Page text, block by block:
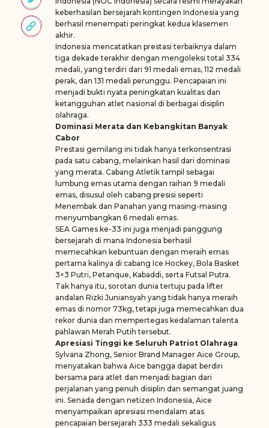
keberhasilan bersejarah kontingen Indonesia yang
berhasil menempati peringkat kedua klasemen
akhir.
Indonesia mencatatkan prestasi terbaiknya dalam
tiga dekade terakhir dengan mengoleksi total 334
medali, yang terdiri dari 91 medali emas, 112 medali
perak, dan 131 medali perunggu. Pencapaian ini
menjadi bukti nyata peningkatan kualitas dan
ketangguhan atlet nasional di berbagai disiplin
olahraga.
Dominasi Merata dan Kebangkitan Banyak
Cabor
Prestasi gemilang ini tidak hanya terkonsentrasi
pada satu cabang, melainkan hasil dari dominasi
yang merata. Cabang Atletik tampil sebagai
lumbung emas utama dengan raihan 9 medali
emas, disusul oleh cabang presisi seperti
Menembak dan Panahan yang masing-masing
menyumbangkan 6 medali emas.
SEA Games ke-33 ini juga menjadi panggung
bersejarah di mana Indonesia berhasil
memecahkan kebuntuan dengan meraih emas
pertama kalinya di cabang Ice Hockey, Bola Basket
3×3 Putri, Petanque, Kabaddi, serta Futsal Putra.
Tak hanya itu, sorotan dunia tertuju pada lifter
andalan Rizki Juniansyah yang tidak hanya meraih
emas di nomor 73kg, tetapi juga memecahkan dua
rekor dunia dan mempertegas kedalaman talenta
pahlawan Merah Putih tersebut.
Apresiasi Tinggi ke Seluruh Patriot Olahraga
Sylvana Zhong, Senior Brand Manager Aice Group,
menyatakan bahwa Aice bangga dapat berdiri
bersama para atlet dan menjadi bagian dari
perjalanan yang penuh disiplin dan semangat juang
ini. Senada dengan netizen Indonesia, Aice
menyampaikan apresiasi mendalam atas
pencapaian bersejarah 333 medali sekaligus